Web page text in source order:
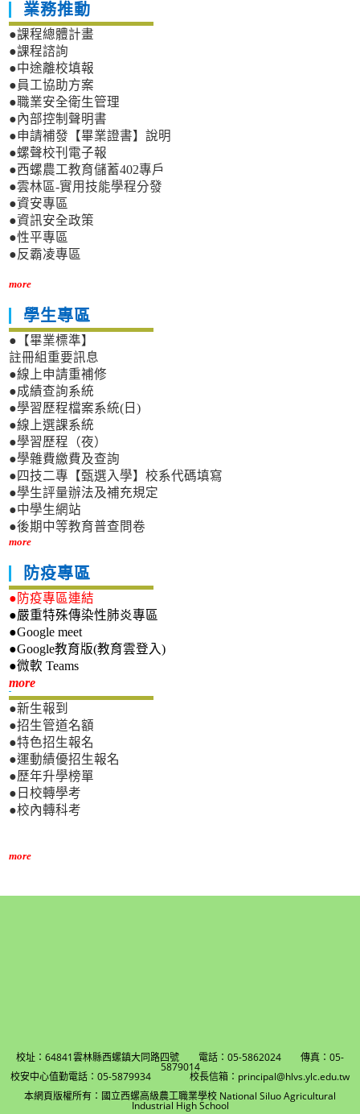
業務推動
●課程總體計畫
●課程諮詢
●中途離校填報
●員工協助方案
●職業安全衛生管理
●內部控制聲明書
●申請補發【畢業證書】說明
●螺聲校刊電子報
●西螺農工教育儲蓄402專戶
●雲林區-實用技能學程分發
●資安專區
●資訊安全政策
●性平專區
●反霸凌專區
more
學生專區
●【畢業標準】
註冊組重要訊息
●線上申請重補修
●成績查詢系統
●學習歷程檔案系統(日)
●線上選課系統
●學習歷程（夜）
●學雜費繳費及查詢
●四技二專【甄選入學】校系代碼填寫
●學生評量辦法及補充規定
●中學生網站
●後期中等教育普查問卷
more
防疫專區
●防疫專區連結
●嚴重特殊傳染性肺炎專區
●Google meet
●Google教育版(教育雲登入)
●微軟 Teams
more新生專區
●新生報到
●招生管道名額
●特色招生報名
●運動績優招生報名
●歷年升學榜單
●日校轉學考
●校內轉科考
more
校址：64841雲林縣西螺鎮大同路四號 電話：05-5862024 傳真：05-
5879014
校安中心值勤電話：05-5879934 校長信箱：principal@hlvs.ylc.edu.tw
本網頁版權所有：國立西螺高級農工職業學校 National Siluo Agricultural
Industrial High School